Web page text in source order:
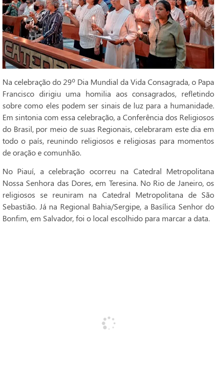
Na celebração do 29º Dia Mundial da Vida Consagrada, o Papa
Francisco dirigiu uma homilia aos consagrados, refletindo
sobre como eles podem ser sinais de luz para a humanidade.
Em sintonia com essa celebração, a Conferência dos Religiosos
do Brasil, por meio de suas Regionais, celebraram este dia em
todo o país, reunindo religiosos e religiosas para momentos
de oração e comunhão.
No Piauí, a celebração ocorreu na Catedral Metropolitana
Nossa Senhora das Dores, em Teresina. No Rio de Janeiro, os
religiosos se reuniram na Catedral Metropolitana de São
Sebastião. Já na Regional Bahia/Sergipe, a Basílica Senhor do
Bonfim, em Salvador, foi o local escolhido para marcar a data.